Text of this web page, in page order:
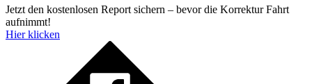
Jetzt den kostenlosen Report sichern – bevor die Korrektur Fahrt
aufnimmt!
Hier klicken